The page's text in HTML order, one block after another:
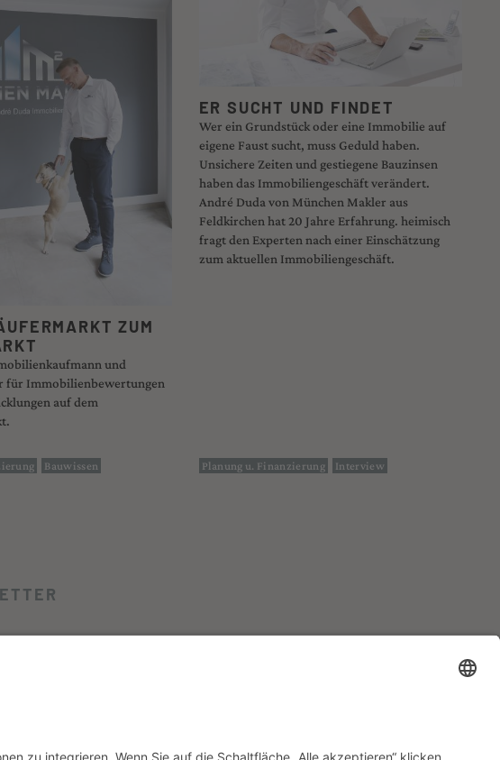
ZUM
und
für Immobilienbewertungen
auf dem
Bauwissen
ER SUCHT UND FINDET
Wer ein Grundstück oder eine Immobilie auf
eigene Faust sucht, muss Geduld haben.
Unsichere Zeiten und gestiegene Bauzinsen
haben das Immobiliengeschäft verändert.
André Duda von München Makler aus
Feldkirchen hat 20 Jahre Erfahrung. heimisch
fragt den Experten nach einer Einschätzung
zum aktuellen Immobiliengeschäft.
Planung u. Finanzierung Interview